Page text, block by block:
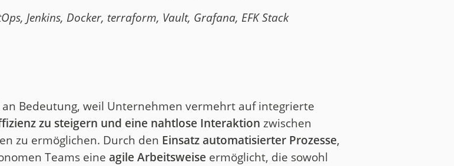
Jenkins, Docker, terraform, Vault, Grafana, EFK Stack
Bedeutung, weil Unternehmen vermehrt auf integrierte
zu steigern und eine nahtlose Interaktion zwischen
zu ermöglichen. Durch den Einsatz automatisierter Prozesse,
Teams eine agile Arbeitsweise ermöglicht, die sowohl